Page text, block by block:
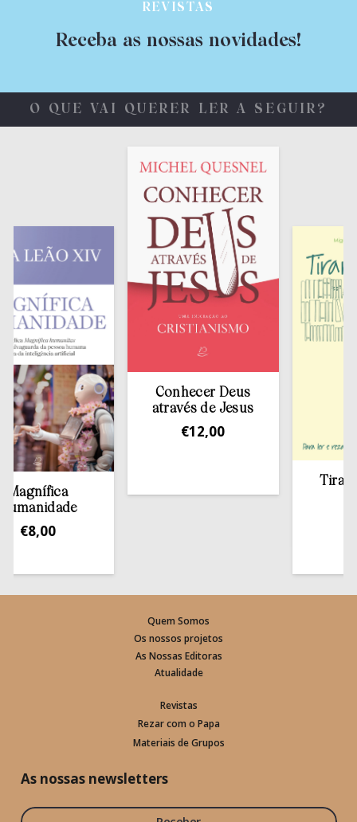
REVISTAS
Receba as nossas novidades!
O QUE VAI QUERER LER A SEGUIR?
8,00
Conhecer Deus
através de Jesus
12,00
Tirar a
Quem Somos
Os nossos projetos
As Nossas Editoras
Atualidade
Revistas
Rezar com o Papa
Materiais de Grupos
As nossas newsletters